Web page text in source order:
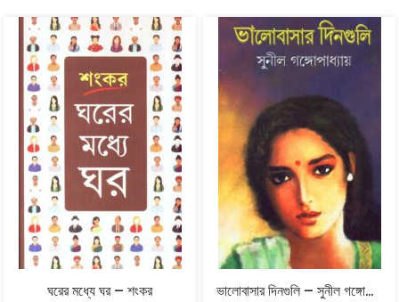
ঘরের মধ্যে ঘর – শংকর ভালোবাসার দিনগুলি – সুনীল গঙ্গোপাধ্যায়